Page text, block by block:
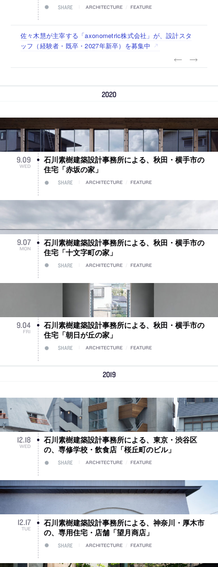
SHARE ARCHITECTURE FEATURE
佐々木慧が主宰する「axonometric株式会社」が、設計スタ
ッフ（経験者・既卒・2027年新卒）を募集中
古民家を軸に全国で“価値循環の仕組み”を作り、リモートワ
ーク主体の働き方を実践する「株式会社つぎと」が、設計ス
リノベる株式会社が、設計パートナー (業務委託) を募集中
社会への影響力のある建築を手掛け、スタッフ同士で助け合
う環境づくりも行う「E.A.S.T.architects」が、設計スタッフ
代官山を拠点に活動する「梅澤竜也 / ALA INC.」が、設計ス
タッフ・アルバイト・事務職を募集中
2020
9.09
WED
石川素樹建築設計事務所による、秋田・横手市の
住宅「赤坂の家」
SHARE ARCHITECTURE FEATURE
9.07
MON
石川素樹建築設計事務所による、秋田・横手市の
住宅「十文字町の家」
SHARE ARCHITECTURE FEATURE
9.04
FRI
石川素樹建築設計事務所による、秋田・横手市の
住宅「朝日が丘の家」
SHARE ARCHITECTURE FEATURE
2019
12.18
WED
石川素樹建築設計事務所による、東京・渋谷区
の、専修学校・飲食店「桜丘町のビル」
SHARE ARCHITECTURE FEATURE
12.17
TUE
石川素樹建築設計事務所による、神奈川・厚木市
の、専用住宅・店舗「望月商店」
SHARE ARCHITECTURE FEATURE